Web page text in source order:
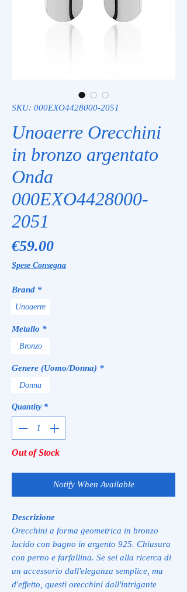
SKU: 000EXO4428000-2051
Unoaerre Orecchini
in bronzo argentato
Onda
000EXO4428000-
2051
€59.00Price
Spese Consegna
Brand *
Unoaerre
Metallo *
Bronzo
Genere (Uomo/Donna) *
Donna
Quantity *
Out of Stock
Notify When Available
Descrizione
Orecchini a forma geometrica in bronzo
lucido con bagno in argento 925. Chiusura
con perno e farfallina. Se sei alla ricerca di
un accessorio dall'eleganza semplice, ma
d'effetto, questi orecchini dall'intrigante